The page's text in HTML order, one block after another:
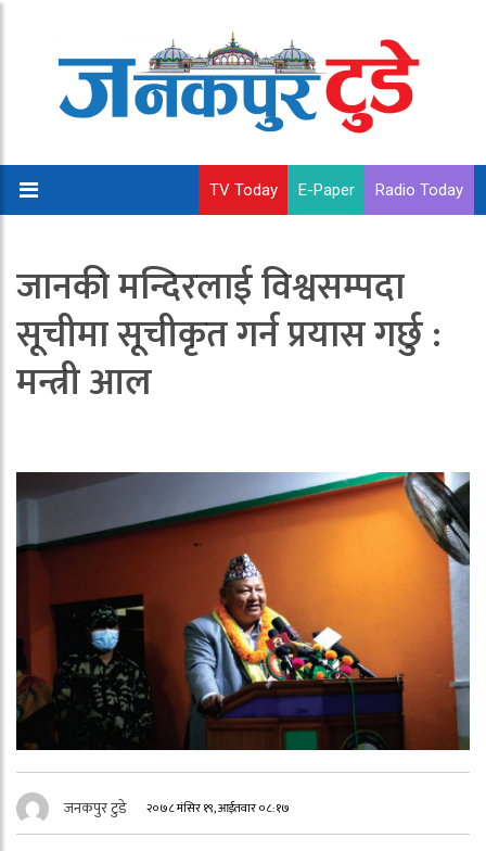
TV Today E-Paper Radio Today
जानकी मन्दिरलाई विश्वसम्पदा
सूचीमा सूचीकृत गर्न प्रयास गर्छु :
मन्त्री आल
जनकपुर टुडे २०७८ मंसिर १९, आईतवार ०८:१७